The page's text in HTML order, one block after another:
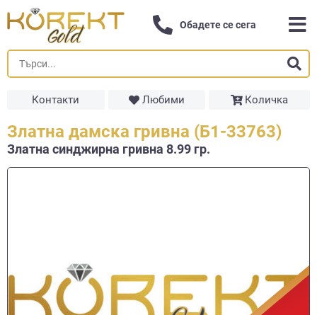
Обадете се сега
Контакти Любими Количка
Златна дамска гривна (Б1-33763)
Златна синджирна гривнa 8.99 гр.